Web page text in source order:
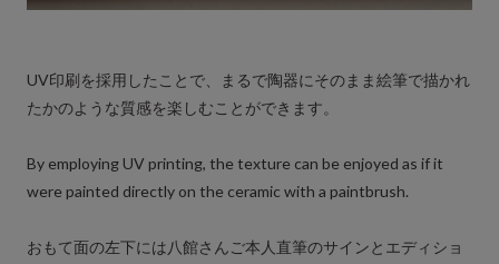
UV印刷を採用したことで、まるで陶器にそのまま絵筆で描かれ
たかのような質感を楽しむことができます。
By employing UV printing, the texture can be enjoyed as if it
were painted directly on the ceramic with a paintbrush.
おもて面の左下には八館さんご本人直筆のサインとエディショ